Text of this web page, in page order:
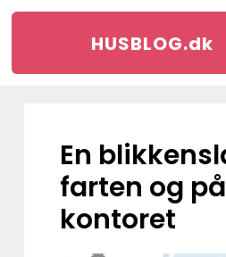
HUSBLOG.dk
En blikkenslager på
farten og på
kontoret